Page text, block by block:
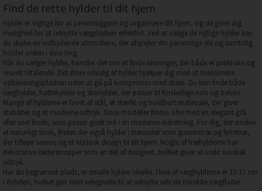
Find de rette hylder til dit hjem
Hylder er vigtige for at personliggøre og organisere dit hjem, og de giver dig
mulighed for at udnytte vægpladsen effektivt. Ved at vælge de rigtige hylder kan
du skabe en indbydende atmosfære, der afspejler din personlige stil og samtidig
holder orden i dine ting.
Når du vælger hylder, handler det om at finde løsninger, der både er praktiske og
visuelt tiltalende. Det store udvalg af hylder hjælper dig med at maksimere
opbevaringspladsen uden at gå på kompromis med stilen. Du kan finde både
væghylder, hattehylder og skohylder, der passer til forskellige rum og behov.
Mange af hylderne er lavet af stål, et stærkt og holdbart materiale, der giver
stabilitet og et moderne udtryk. Disse modeller findes ofte med en elegant grå
eller sort finish, som passer godt ind i en moderne indretning. For dig, der ønsker
et naturligt look, findes der også hylder i træsorter som gummitræ og fyrretræ,
der tilføjer varme og et klassisk design til dit hjem. Nogle af træhylderne har
dekorative læderstropper som en del af designet, hvilket giver et unikt nordisk
udtryk.
Har du begrænset plads, er smalle hylder ideelle. Flere af væghylderne er 15-17 cm
i dybden, hvilket gør dem velegnede til at udnytte selv de mindste vægflader.